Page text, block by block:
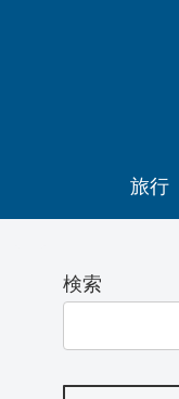
旅行
検索